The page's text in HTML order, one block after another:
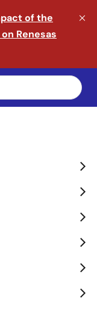
of the
Renesas
pause